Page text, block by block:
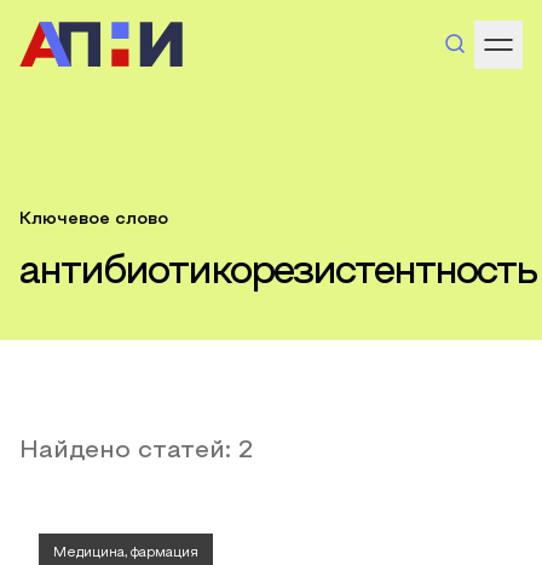
Ключевое слово
антибиотикорезистентность
Найдено статей: 2
Медицина, фармация